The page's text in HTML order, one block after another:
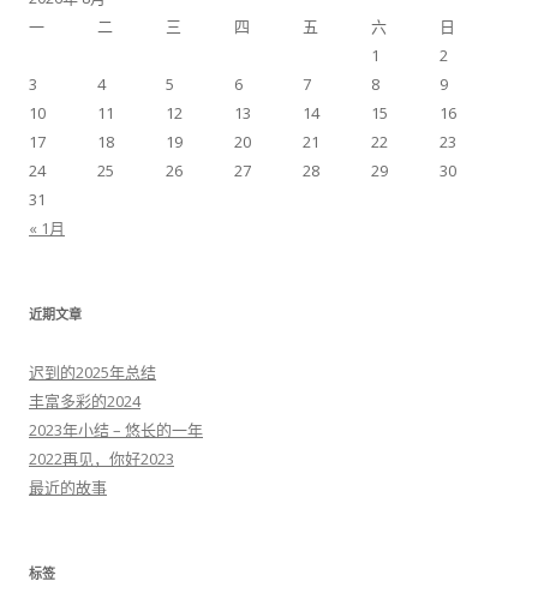
一
二 三 四 五 六
日
1
2
3
4 5 6 7 8
9
10
11 12 13 14 15
16
17
18 19 20 21 22
23
24
25 26 27 28 29
30
31
« 1月
近期文章
迟到的2025年总结
丰富多彩的2024
2023年小结 – 悠长的一年
2022再见，你好2023
最近的故事
标签